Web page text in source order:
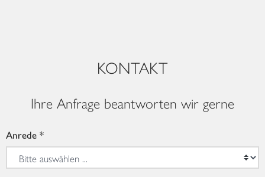
KONTAKT
Ihre Anfrage beantworten wir gerne
Anrede